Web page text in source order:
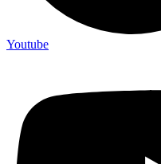
Youtube